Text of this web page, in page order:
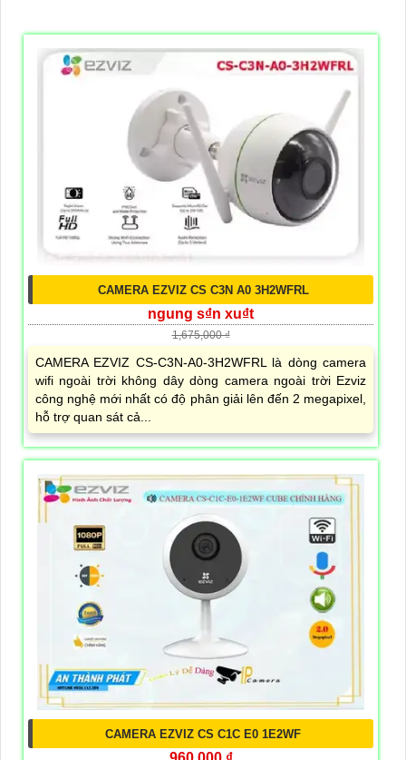
CAMERA EZVIZ CS C3N A0 3H2WFRL
ngung s₫n xu₫t
1,675,000 ₫
CAMERA EZVIZ CS-C3N-A0-3H2WFRL là dòng camera
wifi ngoài trời không dây dòng camera ngoài trời Ezviz
công nghệ mới nhất có độ phân giải lên đến 2 megapixel,
hỗ trợ quan sát cả...
CAMERA EZVIZ CS C1C E0 1E2WF